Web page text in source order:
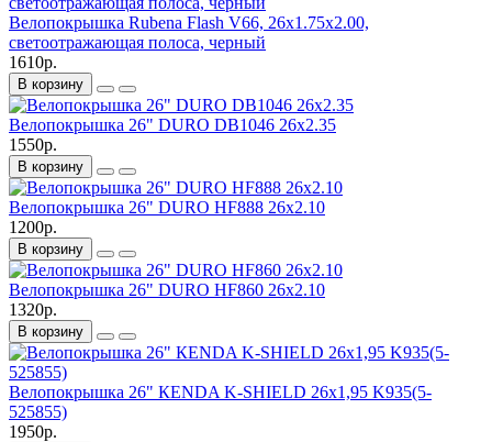
Велопокрышка Rubena Flash V66, 26x1.75x2.00,
светоотражающая полоса, черный
1610р.
В корзину
Велопокрышка 26" DURO DB1046 26x2.35
1550р.
В корзину
Велопокрышка 26" DURO HF888 26x2.10
1200р.
В корзину
Велопокрышка 26" DURO HF860 26x2.10
1320р.
В корзину
Велопокрышка 26" КENDA K-SHIELD 26x1,95 K935(5-
525855)
1950р.